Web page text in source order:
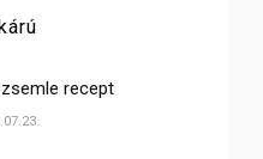
recept